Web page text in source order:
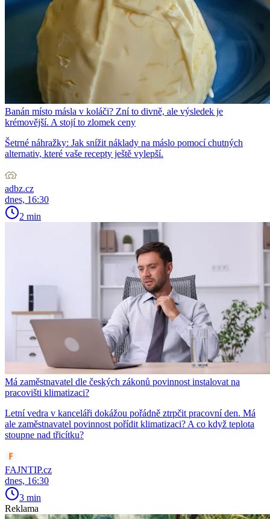
Banán místo másla v koláči? Zní to divně, ale výsledek je
krémovější. A stojí to zlomek ceny
Šetrné náhražky: Jak snížit náklady na máslo pomocí chutných
alternativ, které vaše recepty ještě vylepší.
adbz.cz
dnes, 16:30
2 min
Má zaměstnavatel dle českých zákonů povinnost instalovat na
pracovišti klimatizaci?
Letní vedra v kanceláři dokážou pořádně ztrpčit pracovní den. Má
ale zaměstnavatel povinnost pořídit klimatizaci? A co když teplota
stoupne nad třicítku?
FAJNTIP.cz
dnes, 16:30
3 min
Reklama